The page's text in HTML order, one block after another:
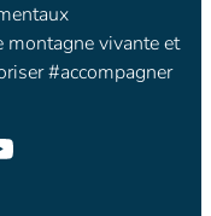
montagne vivante et
#accompagner